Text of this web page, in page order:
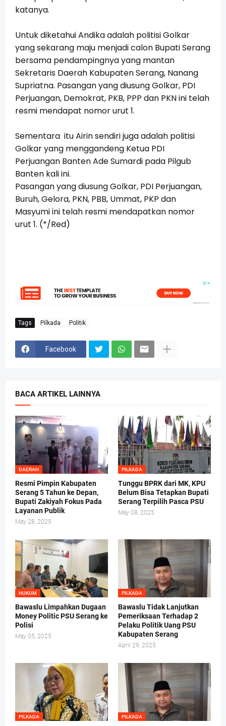
katanya.
Untuk diketahui Andika adalah politisi Golkar
yang sekarang maju menjadi calon Bupati Serang
bersama pendampingnya yang mantan
Sekretaris Daerah Kabupaten Serang, Nanang
Supriatna. Pasangan yang diusung Golkar, PDI
Perjuangan, Demokrat, PKB, PPP dan PKN ini telah
resmi mendapat nomor urut 1.
Sementara itu Airin sendiri juga adalah politisi
Golkar yang menggandeng Ketua PDI
Perjuangan Banten Ade Sumardi pada Pilgub
Banten kali ini.
Pasangan yang diusung Golkar, PDI Perjuangan,
Buruh, Gelora, PKN, PBB, Ummat, PKP dan
Masyumi ini telah resmi mendapatkan nomor
urut 1. (*/Red)
Tags Pilkada Politik
Facebook
BACA ARTIKEL LAINNYA
DAERAH
Resmi Pimpin Kabupaten
Serang 5 Tahun ke Depan,
Bupati Zakiyah Fokus Pada
Layanan Publik
May 28, 2025
PILKADA
Tunggu BPRK dari MK, KPU
Belum Bisa Tetapkan Bupati
Serang Terpilih Pasca PSU
May 08, 2025
HUKUM
Bawaslu Limpahkan Dugaan
Money Politic PSU Serang ke
Polisi
May 05, 2025
PILKADA
Bawaslu Tidak Lanjutkan
Pemeriksaan Terhadap 2
Pelaku Politik Uang PSU
Kabupaten Serang
April 29, 2025
PILKADA PILKADA